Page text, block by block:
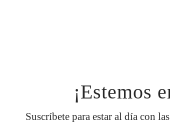
¡Estemos
Suscríbete para estar al día con